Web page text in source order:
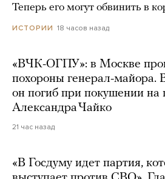
Теперь его могут обвинить в
ИСТОРИИ 18 часов назад
«ВЧК-ОГПУ»: в Москве
похороны генерал-майора.
он погиб при покушении на
Александра Чайко
21 час назад
«В Госдуму идет партия,